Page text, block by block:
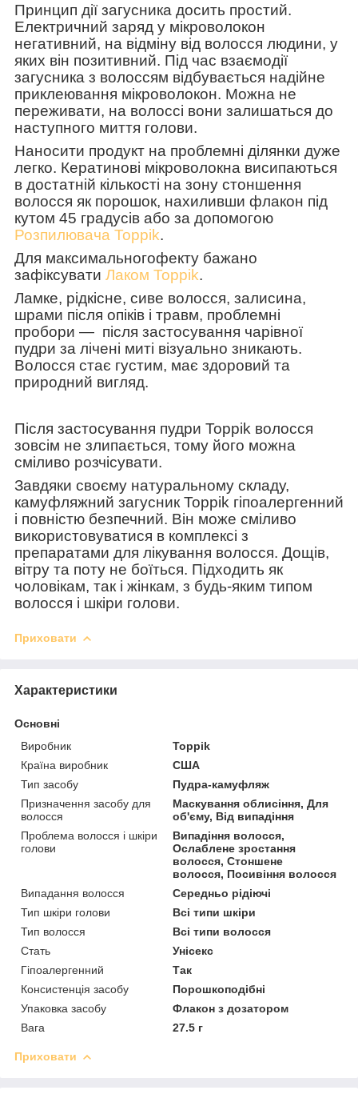
Принцип дії загусника досить простий.
Електричний заряд у мікроволокон
негативний, на відміну від волосся людини, у
яких він позитивний. Під час взаємодії
загусника з волоссям відбувається надійне
приклеювання мікроволокон. Можна не
переживати, на волоссі вони залишаться до
наступного миття голови.
Наносити продукт на проблемні ділянки дуже
легко. Кератинові мікроволокна висипаються
в достатній кількості на зону стоншення
волосся як порошок, нахиливши флакон під
кутом 45 градусів або за допомогою
Розпилювача Toppik.
Для максимальногофекту бажано
зафіксувати Лаком Toppik.
Ламке, рідкісне, сиве волосся, залисина,
шрами після опіків і травм, проблемні
пробори — після застосування чарівної
пудри за лічені миті візуально зникають.
Волосся стає густим, має здоровий та
природний вигляд.
Після застосування пудри Toppik волосся
зовсім не злипається, тому його можна
сміливо розчісувати.
Завдяки своєму натуральному складу,
камуфляжний загусник Toppik гіпоалергенний
і повністю безпечний. Він може сміливо
використовуватися в комплексі з
препаратами для лікування волосся. Дощів,
вітру та поту не боїться. Підходить як
чоловікам, так і жінкам, з будь-яким типом
волосся і шкіри голови.
Приховати
Характеристики
Основні
Виробник
Toppik
Країна виробник
США
Тип засобу
Пудра-камуфляж
Призначення засобу для
волосся
Маскування облисіння, Для
об'єму, Від випадіння
Проблема волосся і шкіри
голови
Випадіння волосся,
Ослаблене зростання
волосся, Стоншене
волосся, Посивіння волосся
Випадання волосся
Середньо рідіючі
Тип шкіри голови
Всі типи шкіри
Тип волосся
Всі типи волосся
Стать
Унісекс
Гіпоалергенний
Так
Консистенція засобу
Порошкоподібні
Упаковка засобу
Флакон з дозатором
Вага
27.5 г
Приховати